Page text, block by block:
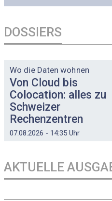
DOSSIERS
Wo die Daten wohnen
Von Cloud bis
Colocation: alles zu
Schweizer
Rechenzentren
07.08.2026 - 14:35 Uhr
AKTUELLE